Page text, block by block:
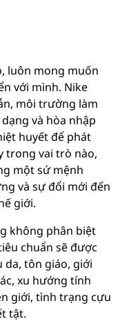
luôn mong muốn
với mình. Nike
môi trường làm
và hòa nhập
huyết để phát
trong vai trò nào,
một sứ mệnh
và sự đổi mới đến
giới.
không phân biệt
chuẩn sẽ được
da, tôn giáo, giới
xu hướng tính
giới, tình trạng cựu
tật.